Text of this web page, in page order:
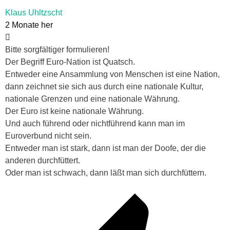
Klaus Uhltzscht
2 Monate her
Bitte sorgfältiger formulieren!
Der Begriff Euro-Nation ist Quatsch.
Entweder eine Ansammlung von Menschen ist eine Nation,
dann zeichnet sie sich aus durch eine nationale Kultur,
nationale Grenzen und eine nationale Währung.
Der Euro ist keine nationale Währung.
Und auch führend oder nichtführend kann man im
Euroverbund nicht sein.
Entweder man ist stark, dann ist man der Doofe, der die
anderen durchfüttert.
Oder man ist schwach, dann läßt man sich durchfüttern.